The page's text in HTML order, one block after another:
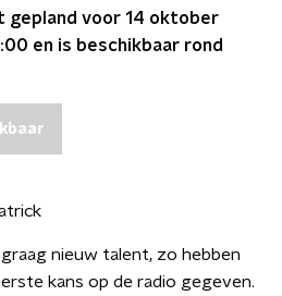
gepland voor 14 oktober
en is beschikbaar rond
nieuw talent, zo hebben
kans op de radio gegeven.